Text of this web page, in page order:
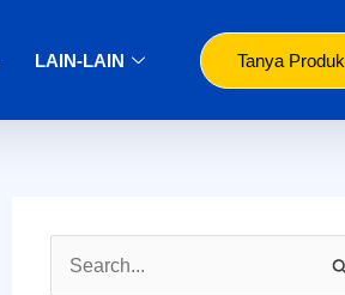
LAIN-LAIN Tanya Produk